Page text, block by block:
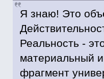
Я знаю! Это
Реальность -
материальный
фрагмент